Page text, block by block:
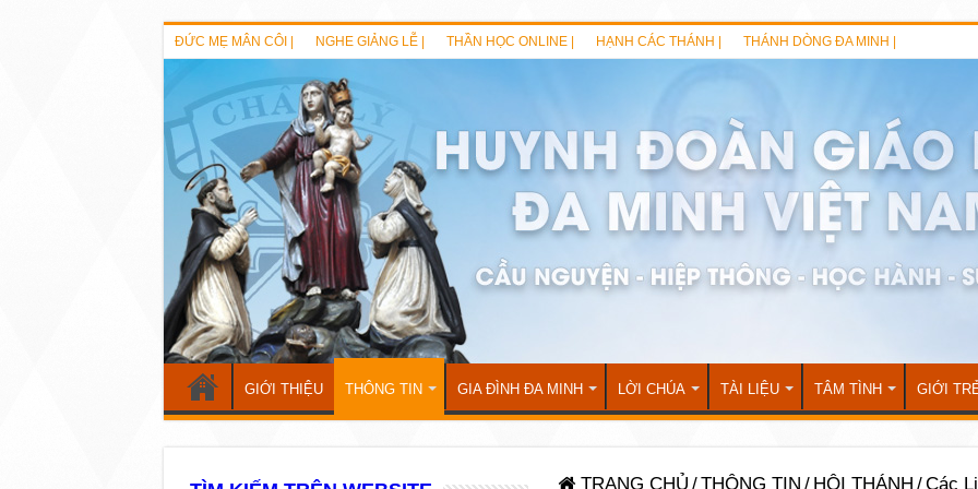
ĐỨC MẸ MÂN CÔI | NGHE GIẢNG LỄ | THẦN HỌC ONLINE | HẠNH CÁC THÁNH | THÁNH DÒNG ĐA MINH |
GIỚI THIỆU THÔNG TIN GIA ĐÌNH ĐA MINH LỜI CHÚA TÀI LIỆU TÂM TÌNH GIỚI
TRANG CHỦ /THÔNG TIN / HỘI THÁNH /Các